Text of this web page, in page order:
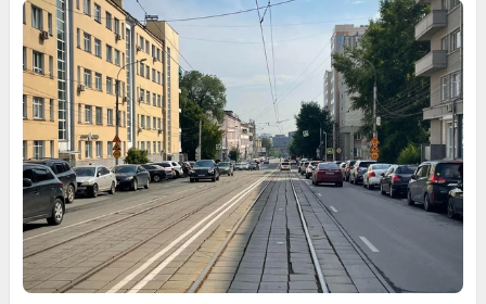
207 2
46 Обсудить 8 Обсудить